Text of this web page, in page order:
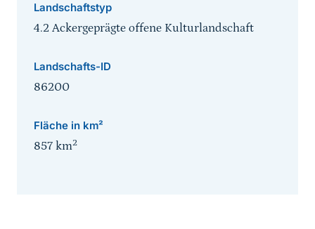
Landschaftstyp
4.2 Ackergeprägte offene Kulturlandschaft
Landschafts-ID
86200
Fläche in km²
857 km2